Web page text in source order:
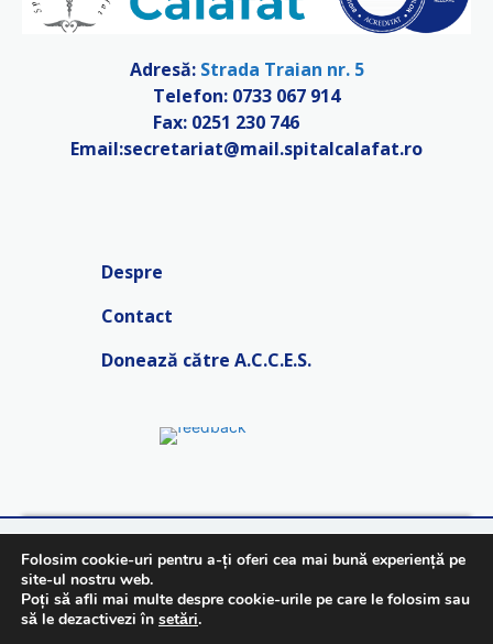
Adresă: Strada Traian nr. 5
Telefon: 0733 067 914
Fax: 0251 230 746
Email:secretariat@mail.spitalcalafat.ro
Despre
Contact
Donează către A.C.C.E.S.
2026©Spitalul Municipal Calafat.Toate drepturile rezervate.
Termeni si condiții
Folosim cookie-uri pentru a-ți oferi cea mai bună experiență pe
site-ul nostru web.
Poți să afli mai multe despre cookie-urile pe care le folosim sau
să le dezactivezi în setări.